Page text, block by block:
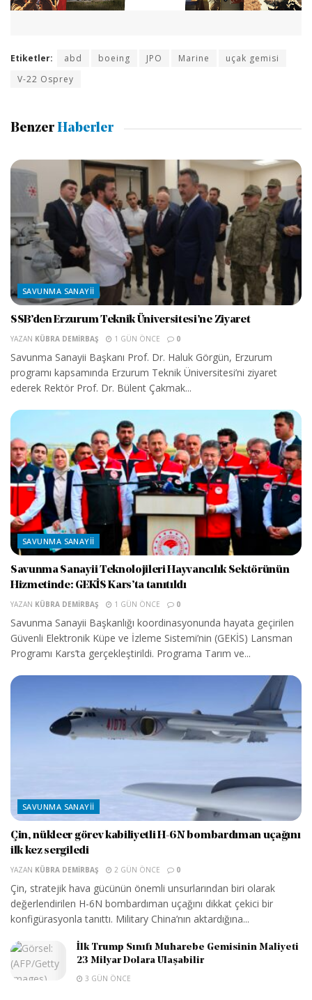
Etiketler: abd boeing JPO Marine
uçak gemisi
V-22 Osprey
Benzer Haberler
SAVUNMA SANAYII
SSB’den Erzurum Teknik Üniversitesi’ne Ziyaret
YAZAN KÜBRA DEMIRBAŞ 1 GÜN ÖNCE 0
Savunma Sanayii Başkanı Prof. Dr. Haluk Görgün, Erzurum
programı kapsamında Erzurum Teknik Üniversitesi’ni ziyaret
ederek Rektör Prof. Dr. Bülent Çakmak...
SAVUNMA SANAYII
Savunma Sanayii Teknolojileri Hayvancılık Sektörünün
Hizmetinde: GEKİS Kars’ta tanıtıldı
YAZAN KÜBRA DEMIRBAŞ 1 GÜN ÖNCE 0
Savunma Sanayii Başkanlığı koordinasyonunda hayata geçirilen
Güvenli Elektronik Küpe ve İzleme Sistemi’nin (GEKİS) Lansman
Programı Kars’ta gerçekleştirildi. Programa Tarım ve...
SAVUNMA SANAYII
Çin, nükleer görev kabiliyetli H-6N bombardıman uçağını
ilk kez sergiledi
YAZAN KÜBRA DEMIRBAŞ 2 GÜN ÖNCE 0
Çin, stratejik hava gücünün önemli unsurlarından biri olarak
değerlendirilen H-6N bombardıman uçağını dikkat çekici bir
konfigürasyonla tanıttı. Military China’nın aktardığına...
İlk Trump Sınıfı Muharebe Gemisinin Maliyeti
23 Milyar Dolara Ulaşabilir
3 GÜN ÖNCE